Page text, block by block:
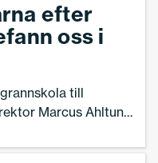
efter
oss i
till
Marcus Ahltun
vi samlades”.